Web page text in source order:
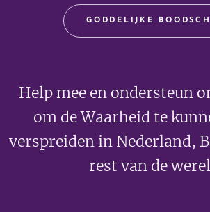
GODDELIJKE
Help mee en ondersteun
om de Waarheid te
verspreiden in Nederland,
rest van de